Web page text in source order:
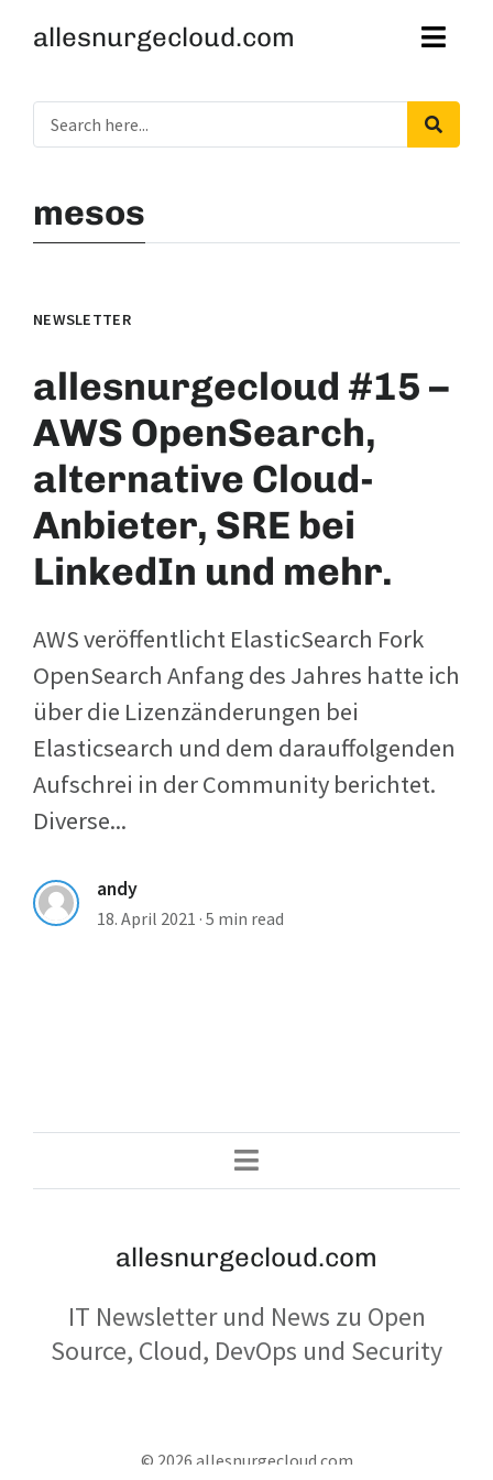
allesnurgecloud.com
mesos
NEWSLETTER
allesnurgecloud #15 –
AWS OpenSearch,
alternative Cloud-
Anbieter, SRE bei
LinkedIn und mehr.
AWS veröffentlicht ElasticSearch Fork
OpenSearch Anfang des Jahres hatte ich
über die Lizenzänderungen bei
Elasticsearch und dem darauffolgenden
Aufschrei in der Community berichtet.
Diverse...
andy
18. April 2021 · 5 min read
allesnurgecloud.com
IT Newsletter und News zu Open
Source, Cloud, DevOps und Security
© 2026 allesnurgecloud.com